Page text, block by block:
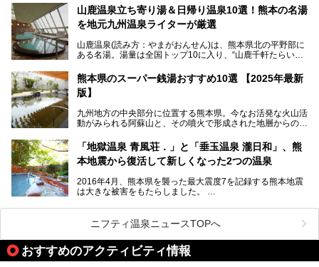
今回は再開した耕きちの湯を訪問し、全浴室(男女別大浴
ます。和傘や竹、ろうそくなどを用いて、和情緒たっぷりの
ライトアップが無料で楽しめます。
日、の合計8日間開催。今回は地元九州在住の筆者が、その
見所を徹底紹介。併せて、その他イベントや立ち寄り湯も併
山鹿温泉立ち寄り湯＆日帰り温泉10選！熊本の名湯
を地元九州温泉ライターが厳選
山鹿温泉(読み方：やまがおんせん)は、熊本県北の平野部に
ある名湯。湯量は全国トップ10に入り、“山鹿千軒たらいな
泉質であり、お湯の良さにも定評があります。
今回は地元九州の温泉ライターの私が実際に入浴した中か
設・家族風呂の3パターンに分類し、合計10施設を厳選して
ご紹介。ぜひ、湯めぐりの参考にして下さいね！
熊本県のスーパー銭湯おすすめ10選 【2025年最新
版】
九州地方の中央部分に位置する熊本県。今なお活発な火山活
動がみられる阿蘇山と、その噴火で形成された地層からの湧
す。
そんな熊本県は、県内の至るところから温泉が湧いている温
泉県でもあります。山鹿温泉、玉名温泉、黒川温泉、人吉温
出すスーパー銭湯が豊富です。なかでも注目のスーパー銭湯
をピックアップしました。
「地獄温泉 青風荘．」と「垂玉温泉 瀧日和」、熊
本地震から復活して新しくなった2つの温泉
2016年4月、熊本県を襲った最大震度7を記録する熊本地震
は大きな被害をもたらしました。
阿蘇山麓の南阿蘇村の「地獄温泉 清風荘」、そして「清風
荘」から400mほど離れた「垂玉（たるたま）温泉 山口旅
館」の2軒は、この地震による土砂崩れなどのために、一時
期は孤立状態に。もしかしたらこの時のニュースで、「地獄
温泉」と「垂玉温泉」の名前を知った人もいるかもしれませ
ん。
ニフティ温泉ニュースTOPへ
おすすめのアクティビティ情報